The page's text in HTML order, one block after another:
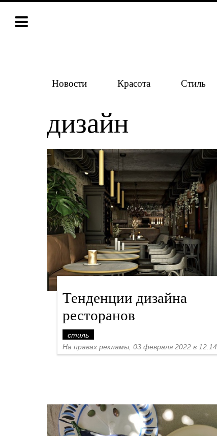
Новости Красота Стиль
дизайн
Тенденции дизайна
ресторанов
стиль
На правах рекламы, 03 февраля 2022 в 12:14